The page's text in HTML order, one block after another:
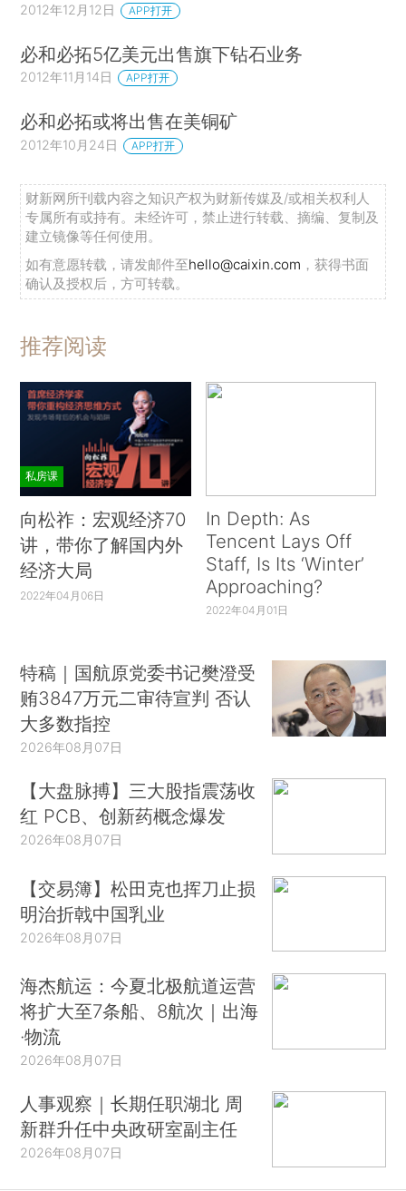
2012年12月12日 APP打开
必和必拓5亿美元出售旗下钻石业务
2012年11月14日 APP打开
必和必拓或将出售在美铜矿
2012年10月24日 APP打开
财新网所刊载内容之知识产权为财新传媒及/或相关权利人
专属所有或持有。未经许可，禁止进行转载、摘编、复制及
建立镜像等任何使用。
如有意愿转载，请发邮件至hello@caixin.com ，获得书面
确认及授权后，方可转载。
推荐阅读
私房课
向松祚：宏观经济70
讲，带你了解国内外
经济大局
2022年04月06日
In Depth: As
Tencent Lays Off
Staff, Is Its ‘Winter’
Approaching?
2022年04月01日
特稿｜国航原党委书记樊澄受
贿3847万元二审待宣判 否认
大多数指控
2026年08月07日
【大盘脉搏】三大股指震荡收
红 PCB、创新药概念爆发
2026年08月07日
【交易簿】松田克也挥刀止损
明治折戟中国乳业
2026年08月07日
海杰航运：今夏北极航道运营
将扩大至7条船、8航次｜出海
·物流
2026年08月07日
人事观察｜长期任职湖北 周
新群升任中央政研室副主任
2026年08月07日